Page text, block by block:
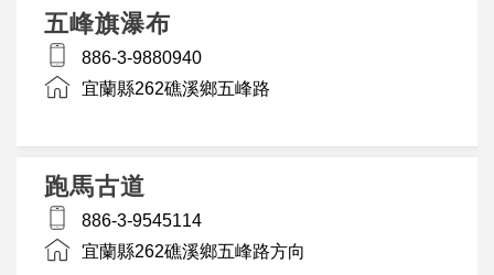
五峰旗瀑布
886-3-9880940
宜蘭縣262礁溪鄉五峰路
跑馬古道
886-3-9545114
宜蘭縣262礁溪鄉五峰路方向